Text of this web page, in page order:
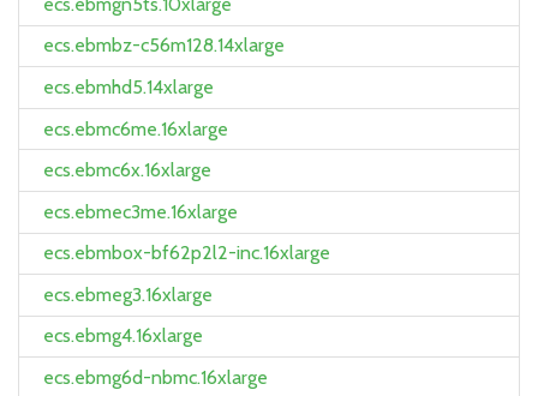
ecs.ebmbz-c56m128.14xlarge
ecs.ebmhd5.14xlarge
ecs.ebmc6me.16xlarge
ecs.ebmc6x.16xlarge
ecs.ebmec3me.16xlarge
ecs.ebmbox-bf62p2l2-inc.16xlarge
ecs.ebmeg3.16xlarge
ecs.ebmg4.16xlarge
ecs.ebmg6d-nbmc.16xlarge